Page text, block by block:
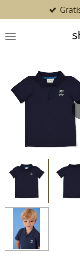
direct
naar